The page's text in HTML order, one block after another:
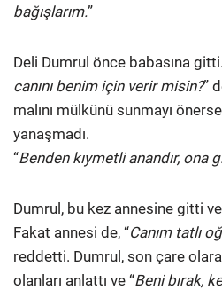
bağışlarım.”
Deli Dumrul önce babasına
canını benim için verir misin?”
malını mülkünü sunmayı
yanaşmadı.
“Benden kıymetli anandır, ona
Dumrul, bu kez annesine gitti
Fakat annesi de, “Canım tatlı
reddetti. Dumrul, son çare
olanları anlattı ve “Beni bırak,